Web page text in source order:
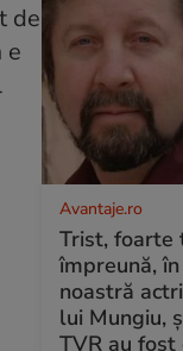
Avantaje.ro
Trist, foarte
împreună,
noastră
lui Mungiu,
TVR au